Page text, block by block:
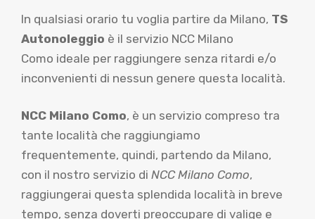
In qualsiasi orario tu voglia partire da Milano, TS
Autonoleggio è il servizio NCC Milano
Como ideale per raggiungere senza ritardi e/o
inconvenienti di nessun genere questa località.
NCC Milano Como, è un servizio compreso tra
tante località che raggiungiamo
frequentemente, quindi, partendo da Milano,
con il nostro servizio di NCC Milano Como,
raggiungerai questa splendida località in breve
tempo, senza doverti preoccupare di valige e